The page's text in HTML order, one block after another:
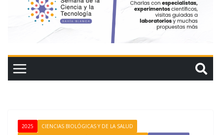
2025
CIENCIAS BIOLÓGICAS Y DE LA SALUD